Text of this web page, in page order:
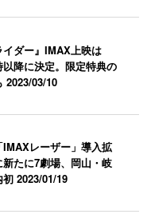
イダー』IMAX上映は
降に決定。限定特典の
2023/03/10
IMAXレーザー」導入拡
たに7劇場、岡山・岐
初2023/01/19